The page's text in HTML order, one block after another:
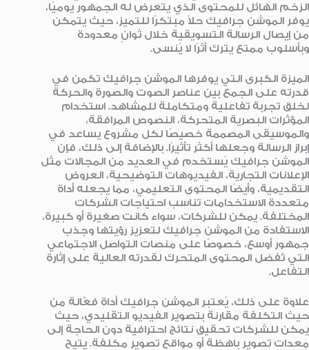
الزخم الهائل للمحتوى الذي يتعرض له الجمهور يوميًا،
يوفر الموشن جرافيك حلاً مبتكرًا للتميز، حيث يتمكن
من إيصال الرسالة التسويقية خلال ثوانٍ معدودة
وبأسلوب ممتع يترك أثرًا لا يُنسى.
الميزة الكبرى التي يوفرها الموشن جرافيك تكمن في
قدرته على الجمع بين عناصر الصوت والصورة والحركة
لخلق تجربة تفاعلية ومتكاملة للمشاهد. استخدام
المؤثرات البصرية المتحركة، النصوص المرافقة،
والموسيقى المصممة خصيصًا لكل مشروع يساعد في
إبراز الرسالة وجعلها أكثر تأثيرًا. بالإضافة إلى ذلك، فإن
الموشن جرافيك يُستخدم في العديد من المجالات مثل
الإعلانات التجارية، الفيديوهات التوضيحية، العروض
التقديمية، وأيضًا المحتوى التعليمي، مما يجعله أداة
متعددة الاستخدامات تناسب احتياجات الشركات
المختلفة. يمكن للشركات، سواء كانت صغيرة أو كبيرة،
الاستفادة من الموشن جرافيك لتعزيز رؤيتها وجذب
جمهور أوسع، خصوصًا على منصات التواصل الاجتماعي
التي تُفضل المحتوى المتحرك لقدرته العالية على إثارة
التفاعل.
علاوة على ذلك، يُعتبر الموشن جرافيك أداة فعّالة من
حيث التكلفة مقارنة بتصوير الفيديو التقليدي، حيث
يمكن للشركات تحقيق نتائج احترافية دون الحاجة إلى
معدات تصوير باهظة أو مواقع تصوير مكلفة. يتيح